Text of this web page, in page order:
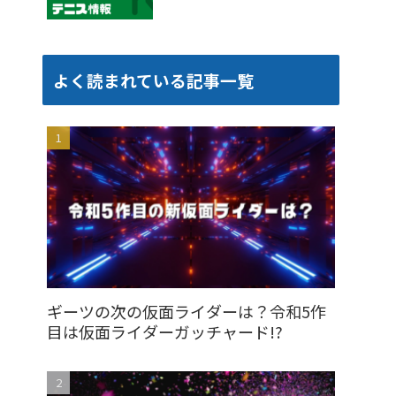
よく読まれている記事一覧
ギーツの次の仮面ライダーは？令和5作
目は仮面ライダーガッチャード!?